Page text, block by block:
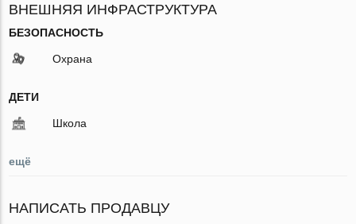
ВНЕШНЯЯ ИНФРАСТРУКТУРА
БЕЗОПАСНОСТЬ
Охрана
ДЕТИ
Школа
ещё
НАПИСАТЬ ПРОДАВЦУ